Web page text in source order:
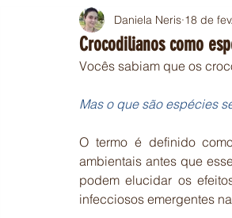
Crocodilianos como
Daniela Neris 18 de
Vocês sabiam que os
Mas o que são espécies
O termo é definido
ambientais antes que
podem elucidar os
infecciosos emergentes